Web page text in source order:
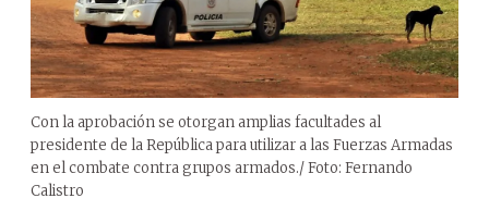
Con la aprobación se otorgan amplias facultades al
presidente de la República para utilizar a las Fuerzas Armadas
en el combate contra grupos armados./ Foto: Fernando
Calistro